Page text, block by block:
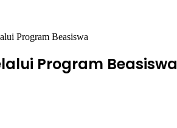
Program Beasiswa
Program Beasiswa